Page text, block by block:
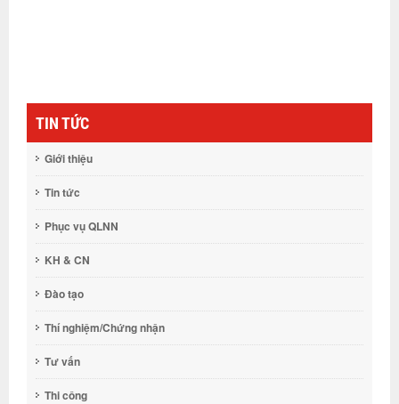
TIN TỨC
Giới thiệu
Tin tức
Phục vụ QLNN
KH & CN
Đào tạo
Thí nghiệm/Chứng nhận
Tư vấn
Thi công